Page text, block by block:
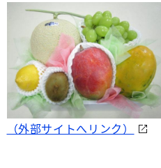
（外部サイトへリンク）